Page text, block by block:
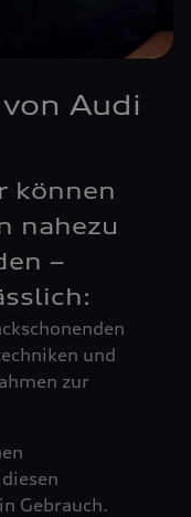
Audi
können
nahezu
–
und
zur
Gebrauch.